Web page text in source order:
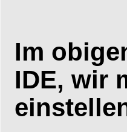
Im
IDE, wir